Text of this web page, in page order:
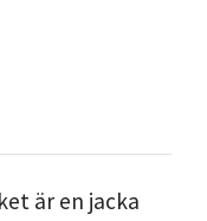
är en jacka